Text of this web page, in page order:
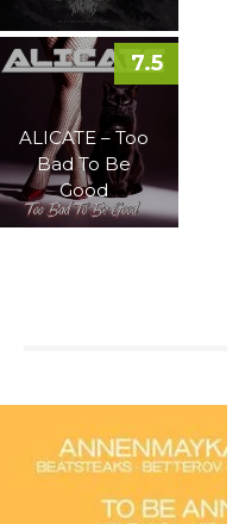
ALICATE – Too
Bad To Be
Good
7.5